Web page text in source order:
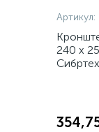
Артикул:
240 х
Сибртех